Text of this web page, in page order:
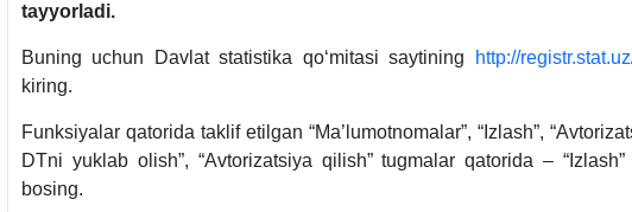
tayyorladi.
Buning uchun Davlat statistika qoʻmitasi saytining http://
kiring.
Funksiyalar qatorida taklif etilgan “Ma’lumotnomalar”, “Izlash”,
DTni yuklab olish”, “Avtorizatsiya qilish” tugmalar qatorida – “Izlash”
bosing.